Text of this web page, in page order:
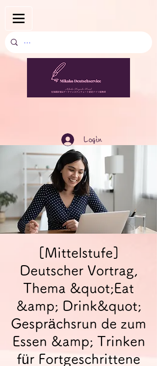
Login
[Mittelstufe]
Deutscher Vortrag,
Thema &quot;Eat
&amp; Drink&quot;
Gesprächsrun de zum
Essen &amp; Trinken
für Fortgeschrittene